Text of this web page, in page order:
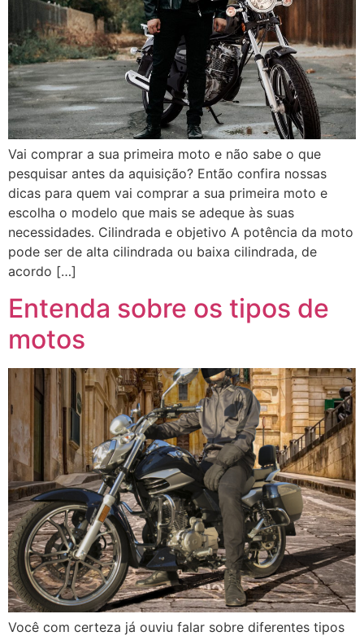
Vai comprar a sua primeira moto e não sabe o que
pesquisar antes da aquisição? Então confira nossas
dicas para quem vai comprar a sua primeira moto e
escolha o modelo que mais se adeque às suas
necessidades. Cilindrada e objetivo A potência da moto
pode ser de alta cilindrada ou baixa cilindrada, de
acordo […]
Entenda sobre os tipos de
motos
Você com certeza já ouviu falar sobre diferentes tipos